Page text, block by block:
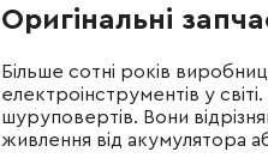
Оригінальні
Більше сотні років
електроінструментів у
шуруповертів. Вони
живлення від акумулятора